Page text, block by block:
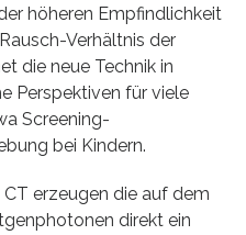
höheren Empfindlichkeit
Verhältnis der
die neue Technik in
Perspektiven für viele
Screening-
bei Kindern.
erzeugen die auf dem
direkt ein